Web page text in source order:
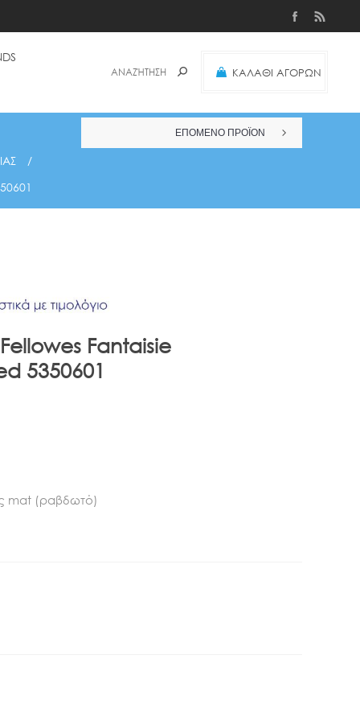
ΚΑΛΑΘΙ ΑΓΟΡΩΝ
/
ΕΠΟΜΕΝΟ ΠΡΟΪΟΝ
Fantaisie
5350601
mat (ραβδωτό)